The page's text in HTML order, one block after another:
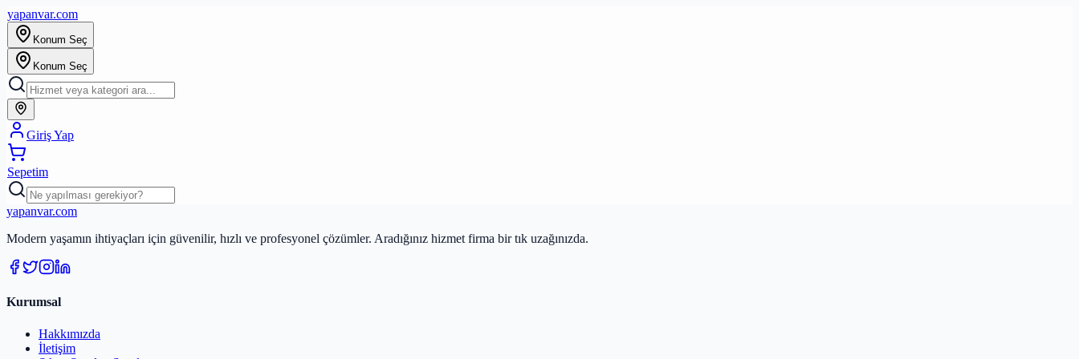
yapanvar.com
Konum Seç
Konum Seç
Giriş Yap
Sepetim
yapanvar.com
Modern yaşamın ihtiyaçları için güvenilir, hızlı ve profesyonel çözümler. Aradığınız hizmet firma bir tık uzağınızda.
Kurumsal
Hakkımızda
İletişim